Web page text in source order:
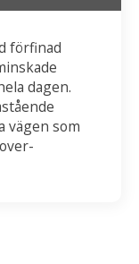
förfinad
dagen.
vägen som